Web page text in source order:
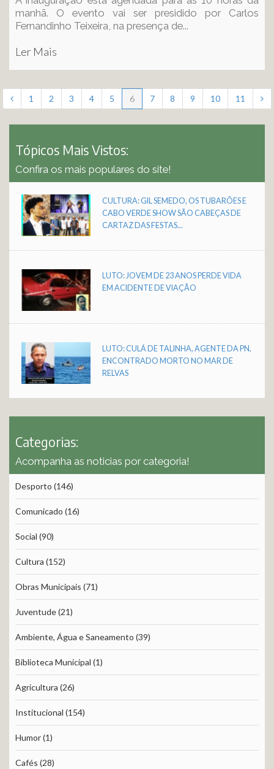
manhã. O evento vai ser presidido por Carlos
Fernandinho Teixeira, na presença de...
Ler Mais
1 2 3 4 5 6 7 8 9 10 11
Tópicos Mais Vistos:
Confira os mais populares do site!
CULTURA: GIL SEMEDO, OS TUBARÕES E
CABO VERDE SHOW SÃO CABEÇAS DE
CARTAZ DAS FESTAS...
LUTO: JOVEM DE 23 ANOS PERDE VIDA
EM ACIDENTE DE VIAÇÃO
LUTO: CULÁ DE TALINHA, AGENTE DA PN,
ENCONTRADO MORTO NO MAR DE
RELVAS
Categorias:
Acompanha as noticias por categoria!
Desporto (146)
Comunicado (16)
Social (90)
Cultura (152)
Obras Municipais (71)
Juventude(21)
Ambiente, Água e Saneamento (39)
Biblioteca Municipal (1)
Agricultura (26)
Institucional (154)
Humor(1)
Cafés (28)